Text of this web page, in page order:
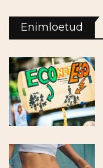
Enimloetud